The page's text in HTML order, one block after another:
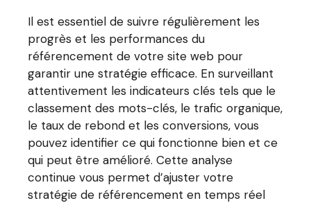
Il est essentiel de suivre régulièrement les
progrès et les performances du
référencement de votre site web pour
garantir une stratégie efficace. En surveillant
attentivement les indicateurs clés tels que le
classement des mots-clés, le trafic organique,
le taux de rebond et les conversions, vous
pouvez identifier ce qui fonctionne bien et ce
qui peut être amélioré. Cette analyse
continue vous permet d’ajuster votre
stratégie de référencement en temps réel